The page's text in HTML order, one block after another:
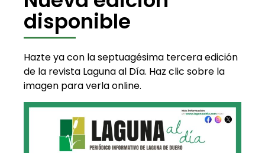
disponible
Hazte ya con la septuagésima tercera edición
de la revista Laguna al Día. Haz clic sobre la
imagen para verla online.